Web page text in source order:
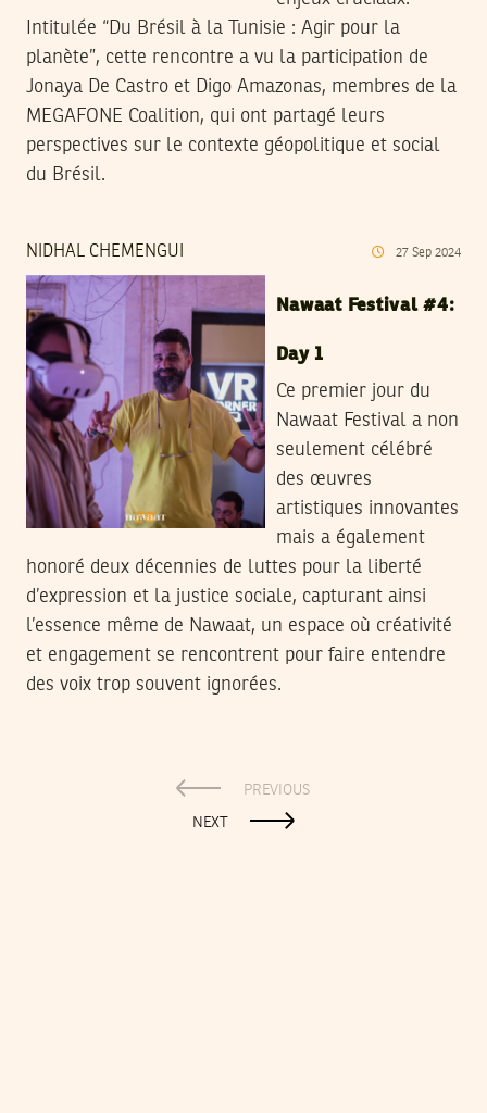
Intitulée “Du Brésil à la Tunisie : Agir pour la
planète”, cette rencontre a vu la participation de
Jonaya De Castro et Digo Amazonas, membres de la
MEGAFONE Coalition, qui ont partagé leurs
perspectives sur le contexte géopolitique et social
du Brésil.
NIDHAL CHEMENGUI 27 Sep 2024
Nawaat Festival #4:
Day 1
Ce premier jour du
Nawaat Festival a non
seulement célébré
des œuvres
artistiques innovantes
mais a également
honoré deux décennies de luttes pour la liberté
d’expression et la justice sociale, capturant ainsi
l’essence même de Nawaat, un espace où créativité
et engagement se rencontrent pour faire entendre
des voix trop souvent ignorées.
PREVIOUS
NEXT